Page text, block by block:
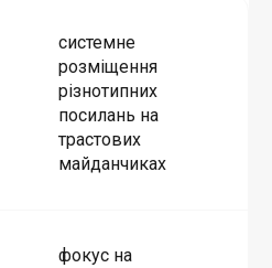
системне
розміщення
різнотипних
посилань на
трастових
майданчиках
фокус на